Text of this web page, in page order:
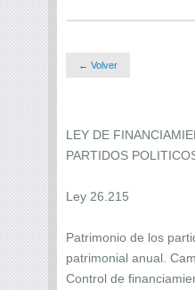
← Volver
LEY DE
PARTIDOS
Ley 26.215
Patrimonio de los
patrimonial anual.
Control de